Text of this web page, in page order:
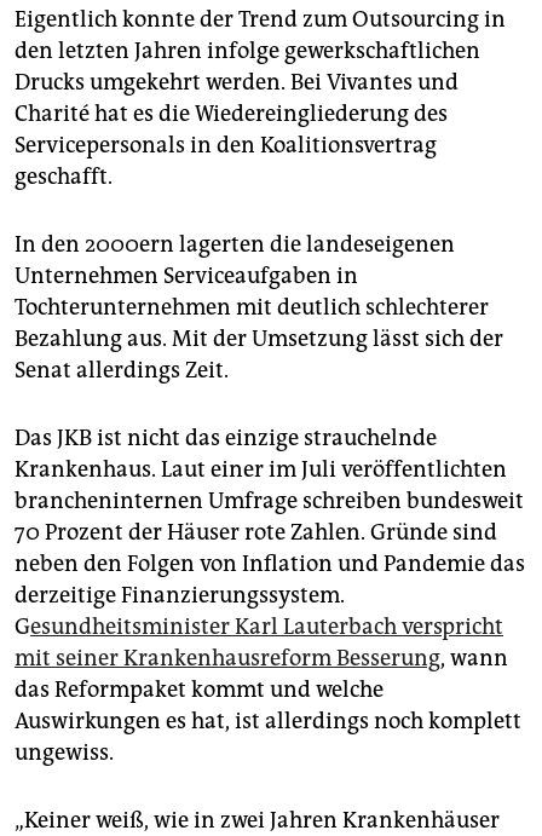
Eigentlich konnte der Trend zum Outsourcing in
den letzten Jahren infolge gewerkschaftlichen
Drucks umgekehrt werden. Bei Vivantes und
Charité hat es die Wiedereingliederung des
Servicepersonals in den Koalitionsvertrag
geschafft.
In den 2000ern lagerten die landeseigenen
Unternehmen Serviceaufgaben in
Tochterunternehmen mit deutlich schlechterer
Bezahlung aus. Mit der Umsetzung lässt sich der
Senat allerdings Zeit.
Das JKB ist nicht das einzige strauchelnde
Krankenhaus. Laut einer im Juli veröffentlichten
brancheninternen Umfrage schreiben bundesweit
70 Prozent der Häuser rote Zahlen. Gründe sind
neben den Folgen von Inflation und Pandemie das
derzeitige Finanzierungssystem.
Gesundheitsminister Karl Lauterbach verspricht
mit seiner Krankenhausreform Besserung, wann
das Reformpaket kommt und welche
Auswirkungen es hat, ist allerdings noch komplett
ungewiss.
„Keiner weiß, wie in zwei Jahren Krankenhäuser